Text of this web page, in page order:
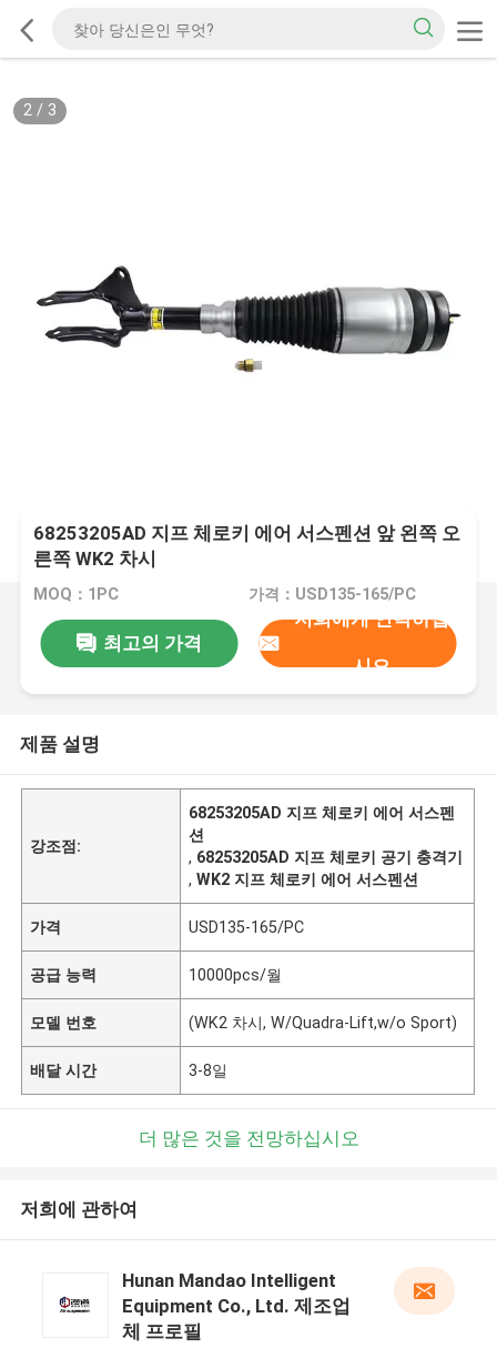
2/ 3
68253205AD 지프 체로키 에어 서스펜션 앞 왼쪽 오
른쪽 WK2 차시
MOQ：1PC 가격：USD135-165/PC
최고의 가격
저희에게 연락하십
시오
제품 설명
강조점:
68253205AD 지프 체로키 에어 서스펜
션
, 68253205AD 지프 체로키 공기 충격기
,WK2 지프 체로키 에어 서스펜션
가격 USD135-165/PC
공급 능력 10000pcs/월
모델 번호 (WK2 차시, W/Quadra-Lift,w/o Sport)
배달 시간 3-8일
더 많은 것을 전망하십시오
저희에 관하여
Hunan Mandao Intelligent
Equipment Co., Ltd. 제조업
체 프로필